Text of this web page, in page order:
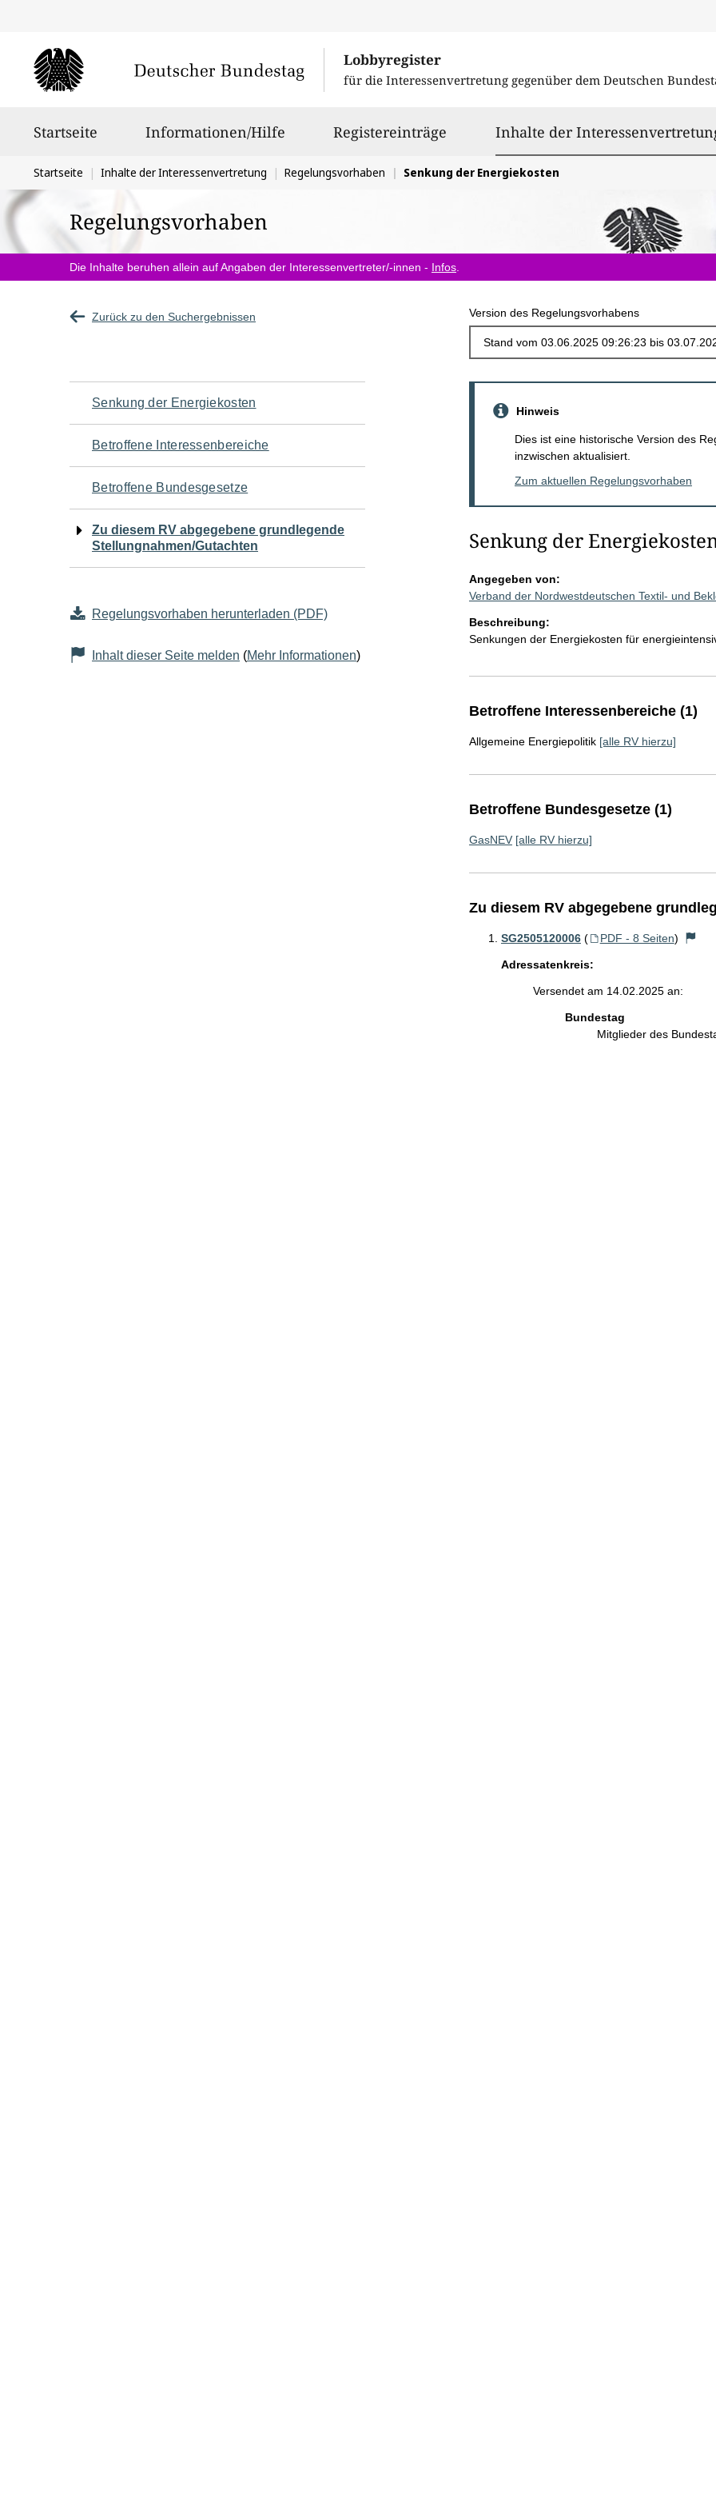
Lobbyregister
für die Interessenvertretung gegenüber dem Deutschen
Startseite Informationen/Hilfe Registereinträge Inhalte der
Sie
befinden
sich
hier:
Startseite Inhalte der Interessenvertretung Regelungsvorhaben Senkung der Energiekosten
Regelungsvorhaben
Die Inhalte beruhen allein auf Angaben der Interessenvertreter/-innen - Infos
Zurück zu den Suchergebnissen Version des Regelungsvorhabens
Navigation
für
den
Seiteninhalt
Senkung der Energiekosten
Betroffene Interessenbereiche
Betroffene Bundesgesetze
Zu diesem RV abgegebene grundlegende
Stellungnahmen/Gutachten
Regelungsvorhaben herunterladen (PDF)
Inhalt dieser Seite melden (Mehr Informationen)
Hinweis
Dies ist eine historische Version des
inzwischen aktualisiert.
Zum aktuellen Regelungsvorhaben
Senkung der
Angegeben von:
Verband der Nordwestdeutschen Textil- und
Beschreibung:
Senkungen der Energiekosten für
Betroffene Interessenbereiche (1)
Allgemeine Energiepolitik [alle RV hierzu]
Betroffene Bundesgesetze (1)
GasNEV [alle RV hierzu]
Zu diesem RV abgegebene
SG2505120006 ( PDF - 8 Seiten)
Adressatenkreis:
Versendet am 14.02.2025 an:
Bundestag
Mitglieder des